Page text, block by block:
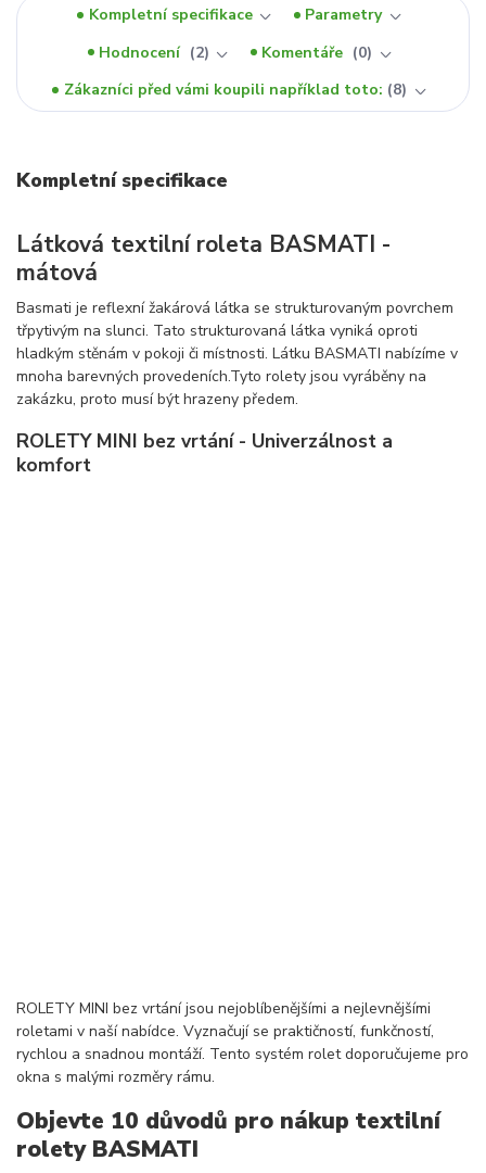
Kompletní specifikace
Parametry
Hodnocení
2 Komentáře
0
Zákazníci před vámi koupili například toto: 8
Kompletní specifikace
Látková textilní roleta BASMATI -
mátová
Basmati je reflexní žakárová látka se strukturovaným povrchem
třpytivým na slunci. Tato strukturovaná látka vyniká oproti
hladkým stěnám v pokoji či místnosti. Látku BASMATI nabízíme v
mnoha barevných provedeních.Tyto rolety jsou vyráběny na
zakázku, proto musí být hrazeny předem.
ROLETY MINI bez vrtání - Univerzálnost a
komfort
ROLETY MINI bez vrtání jsou nejoblíbenějšími a nejlevnějšími
roletami v naší nabídce. Vyznačují se praktičností, funkčností,
rychlou a snadnou montáží. Tento systém rolet doporučujeme pro
okna s malými rozměry rámu.
Objevte 10 důvodů pro nákup textilní
rolety BASMATI